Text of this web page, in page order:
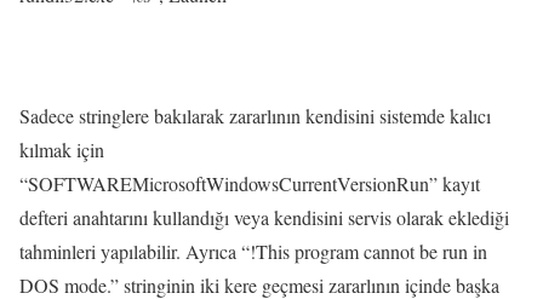
Sadece stringlere bakılarak zararlının kendisini sistemde kalıcı
kılmak için
“SOFTWAREMicrosoftWindowsCurrentVersionRun” kayıt
defteri anahtarını kullandığı veya kendisini servis olarak eklediği
tahminleri yapılabilir. Ayrıca “!This program cannot be run in
DOS mode.” stringinin iki kere geçmesi zararlının içinde başka